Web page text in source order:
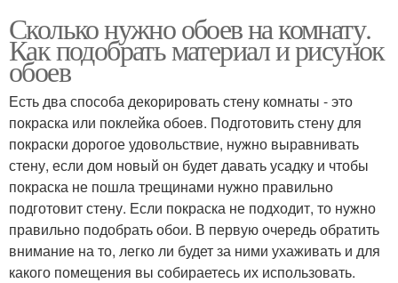
Сколько нужно обоев на комнату.
Как подобрать материал и рисунок
обоев
Есть два способа декорировать стену комнаты - это
покраска или поклейка обоев. Подготовить стену для
покраски дорогое удовольствие, нужно выравнивать
стену, если дом новый он будет давать усадку и чтобы
покраска не пошла трещинами нужно правильно
подготовит стену. Если покраска не подходит, то нужно
правильно подобрать обои. В первую очередь обратить
внимание на то, легко ли будет за ними ухаживать и для
какого помещения вы собираетесь их использовать.